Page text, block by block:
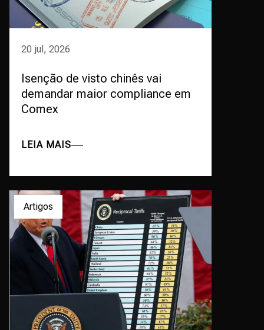
20 jul, 2026
Isenção de visto chinês vai
demandar maior compliance em
Comex
LEIA MAIS
Artigos